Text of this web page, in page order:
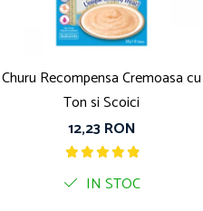
Churu Recompensa Cremoasa cu
Ton si Scoici
12,23 RON
IN STOC